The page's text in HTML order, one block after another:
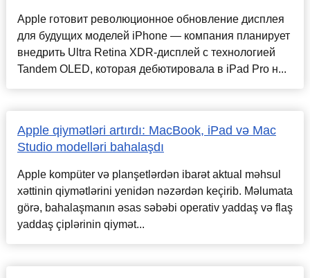
Apple готовит революционное обновление дисплея
для будущих моделей iPhone — компания планирует
внедрить Ultra Retina XDR-дисплей с технологией
Tandem OLED, которая дебютировала в iPad Pro н...
Apple qiymətləri artırdı: MacBook, iPad və Mac
Studio modelləri bahalaşdı
Apple kompüter və planşetlərdən ibarət aktual məhsul
xəttinin qiymətlərini yenidən nəzərdən keçirib. Məlumata
görə, bahalaşmanın əsas səbəbi operativ yaddaş və flaş
yaddaş çiplərinin qiymət...